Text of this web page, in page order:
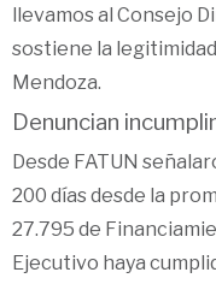
llevamos al Consejo
sostiene la
Mendoza.
Denuncian
Desde FATUN
200 días desde la
27.795 de
Ejecutivo haya